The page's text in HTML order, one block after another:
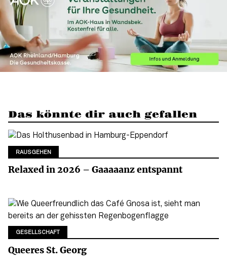
Das könnte dir auch gefallen
RAUSGEHEN
Relaxed in 2026 – Gaaaaanz entspannt
GESELLSCHAFT
Queeres St. Georg